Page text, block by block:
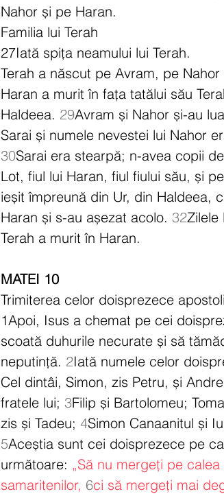
Nahor și pe Haran.
Familia lui Terah
27Iată spița neamului lui Terah.
Terah a născut pe Avram, pe
Haran a murit în fața tatălui său
Haldeea. 29Avram și Nahor și-au
Sarai și numele nevestei lui Nahor
30Sarai era stearpă; n-avea copii
Lot, fiul lui Haran, fiul fiului său, și
ieșit împreună din Ur, din Haldeea,
Haran și s-au așezat acolo. 32Zilele
Terah a murit în Haran.
MATEI 10
Trimiterea celor doisprezece apostoli
1Apoi, Isus a chemat pe cei
scoată duhurile necurate și să
neputință. 2Iată numele celor
Cel dintâi, Simon, zis Petru, și
fratele lui; 3Filip și Bartolomeu;
zis și Tadeu; 4Simon Canaanitul și
5Aceștia sunt cei doisprezece pe
următoare: „Să nu mergeți pe
samaritenilor, 6ci să mergeți mai